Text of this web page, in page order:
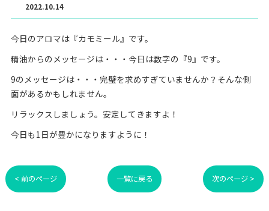
2022.10.14
今日のアロマは『カモミール』です。
精油からのメッセージは・・・今日は数字の『9』です。
9のメッセージは・・・完璧を求めすぎていませんか？そんな側
面があるかもしれません。
リラックスしましょう。安定してきますよ！
今日も1日が豊かになりますように！
< 前のページ 一覧に戻る 次のページ >